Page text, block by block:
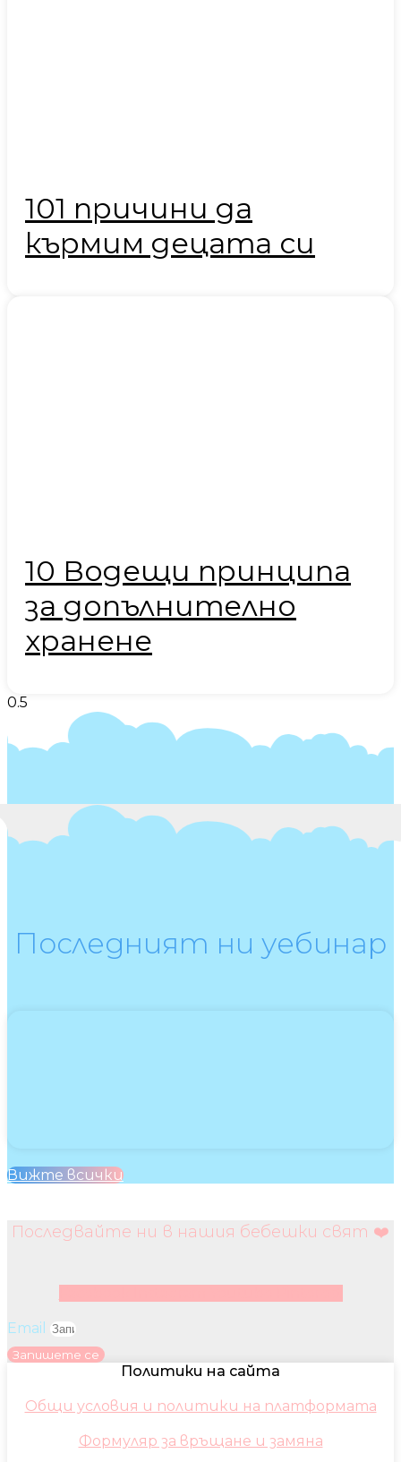
101 причини да
кърмим децата си
10 Водещи принципа
за допълнително
хранене
Последният ни уебинар
Вижте всички
Последвайте ни в нашия бебешки свят ❤️
Email
Запишете се
Политики на сайта
Общи условия и политики на платформата
Формуляр за връщане и замяна